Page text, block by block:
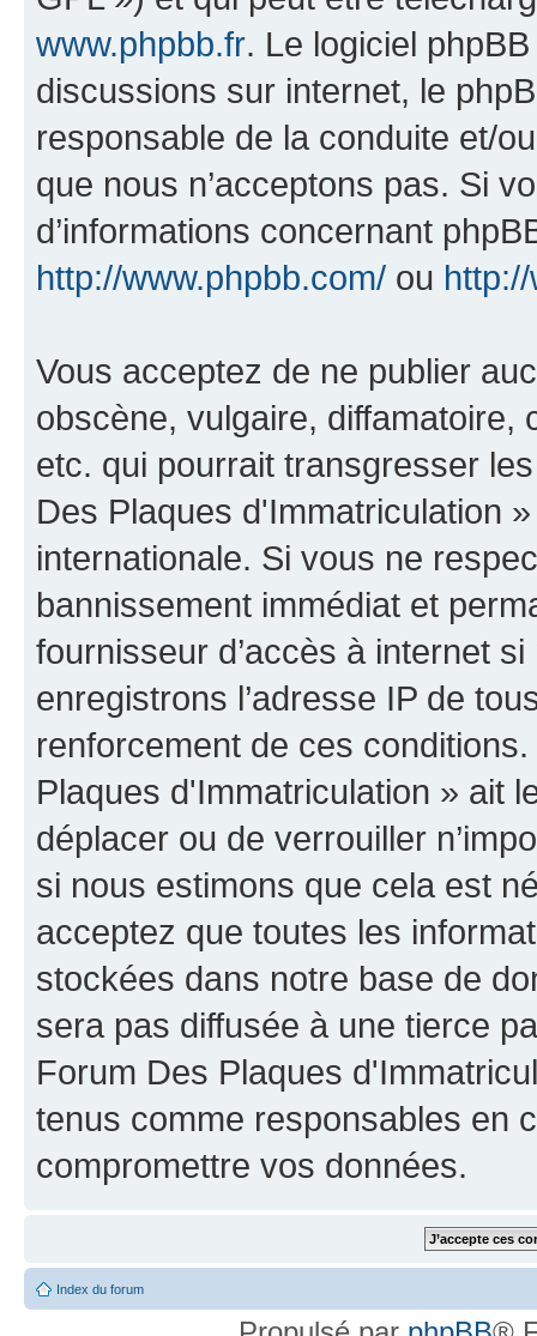
www.phpbb.fr. Le logiciel
discussions sur internet, le
responsable de la conduite et/
que nous n’acceptons pas. Si
d’informations concernant
http://www.phpbb.com/ ou
Vous acceptez de ne publier
obscène, vulgaire, diffamatoire,
etc. qui pourrait transgresser
Des Plaques d'Immatriculation
internationale. Si vous ne
bannissement immédiat et
fournisseur d’accès à internet
enregistrons l’adresse IP de
renforcement de ces
Plaques d'Immatriculation » ait
déplacer ou de verrouiller
si nous estimons que cela est
acceptez que toutes les
stockées dans notre base de
sera pas diffusée à une tierce
Forum Des Plaques
tenus comme responsables en
compromettre vos données.
Index du forum